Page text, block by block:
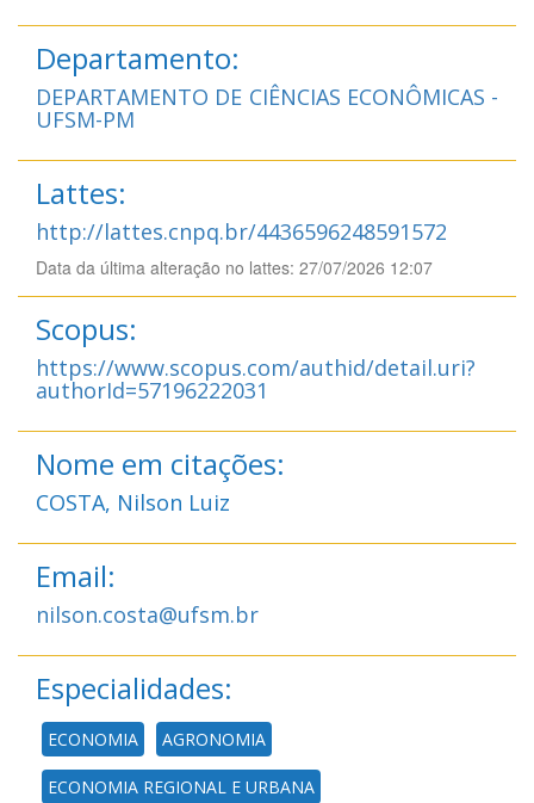
Departamento:
DEPARTAMENTO DE CIÊNCIAS ECONÔMICAS -
UFSM-PM
Lattes:
http://lattes.cnpq.br/4436596248591572
Data da última alteração no lattes: 27/07/2026 12:07
Scopus:
https://www.scopus.com/authid/detail.uri?
authorId=57196222031
Nome em citações:
COSTA, Nilson Luiz
Email:
nilson.costa@ufsm.br
Especialidades:
ECONOMIA AGRONOMIA
ECONOMIA REGIONAL E URBANA